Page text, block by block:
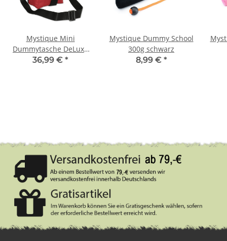
Mystique Mini
Dummytasche DeLuxe
weinrot/beige
36,99 € *
Mystique Dummy School
300g schwarz
8,99 € *